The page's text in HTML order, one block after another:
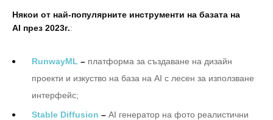
Някои от най-популярните инструменти на базата на
AI през 2023г.:
RunwayML – платформа за създаване на дизайн
проекти и изкуство на база на AI с лесен за използване
интерфейс;
Stable Diffusion – AI генератор на фото реалистични